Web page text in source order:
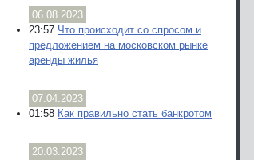
06.08.2023
23:57 Что происходит со спросом и
предложением на московском рынке
аренды жилья
07.04.2023
01:58 Как правильно стать банкротом
20.03.2023